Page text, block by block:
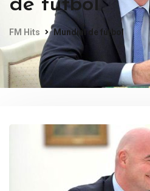
de fútbol
FM Hits Mundial de fútbol